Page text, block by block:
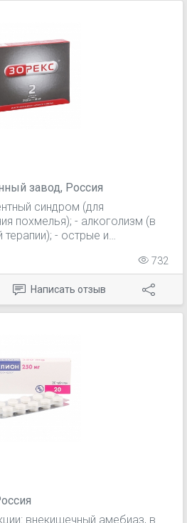
завод, Россия
синдром (для
похмелья); - алкоголизм (в
- острые и
мышьяка, ртути,
кобальта, меди, цинка, никеля,
сердечными
732
Написать отзыв
внекишечный амебиаз, в